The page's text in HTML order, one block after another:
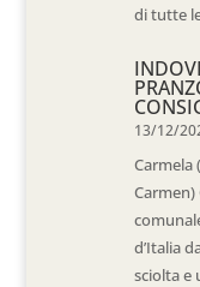
di tutte
13/12/
Carmela
Carmen)
d’Italia
sciolta e